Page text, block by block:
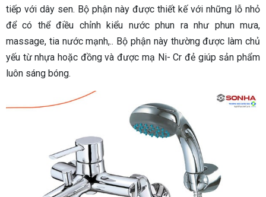
tiếp với dây sen. Bộ phận này được thiết kế với những lỗ nhỏ
để có thể điều chỉnh kiểu nước phun ra như phun mưa,
massage, tia nước mạnh,.. Bộ phận này thường được làm chủ
yếu từ nhựa hoặc đồng và được mạ Ni- Cr đẻ giúp sản phẩm
luôn sáng bóng.